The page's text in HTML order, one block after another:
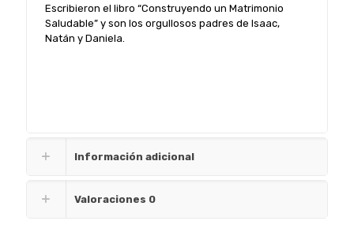
Escribieron el libro “Construyendo un Matrimonio
Saludable” y son los orgullosos padres de Isaac,
Natán y Daniela.
Información adicional
Valoraciones 0